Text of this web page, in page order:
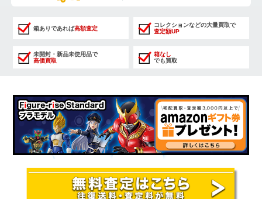
箱ありであれば高額査定
コレクションなどの大量買取で
査定額UP
未開封・新品未使用品で
高価買取
箱なし
でも買取